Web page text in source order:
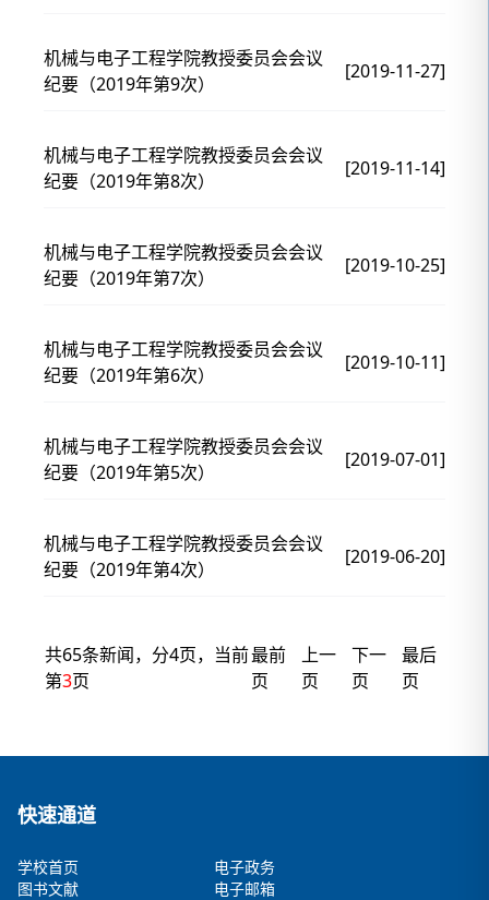
机械与电子工程学院教授委员会会议
纪要（2019年第9次）
[2019-11-27]
机械与电子工程学院教授委员会会议
纪要（2019年第8次）
[2019-11-14]
机械与电子工程学院教授委员会会议
纪要（2019年第7次）
[2019-10-25]
机械与电子工程学院教授委员会会议
纪要（2019年第6次）
[2019-10-11]
机械与电子工程学院教授委员会会议
纪要（2019年第5次）
[2019-07-01]
机械与电子工程学院教授委员会会议
纪要（2019年第4次）
[2019-06-20]
共65条新闻，分4页，当前
第3页
最前
页
上一
页
下一
页
最后
页
快速通道
学校首页
电子政务
图书文献
电子邮箱